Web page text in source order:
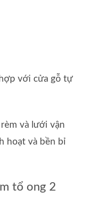
với cửa gỗ tự
và lưới vận
hoạt và bền bỉ
tổ ong 2